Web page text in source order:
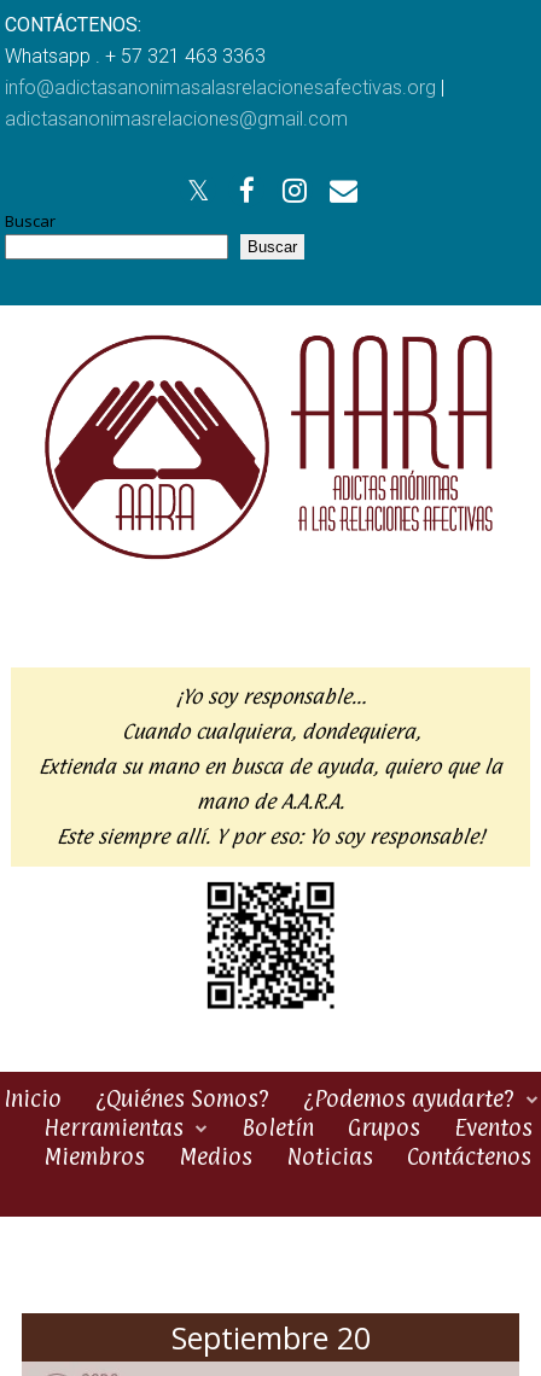
CONTÁCTENOS:
Whatsapp . + 57 321 463 3363
info@adictasanonimasalasrelacionesafectivas.org |
adictasanonimasrelaciones@gmail.com
Buscar
Buscar
¡Yo soy responsable…
Cuando cualquiera, dondequiera,
Extienda su mano en busca de ayuda, quiero que la
mano de A.A.R.A.
Este siempre allí. Y por eso: Yo soy responsable!
Inicio ¿Quiénes Somos?
¿Podemos ayudarte?
Herramientas
Boletín Grupos
Eventos
Miembros
Medios Noticias Contáctenos
Septiembre 20